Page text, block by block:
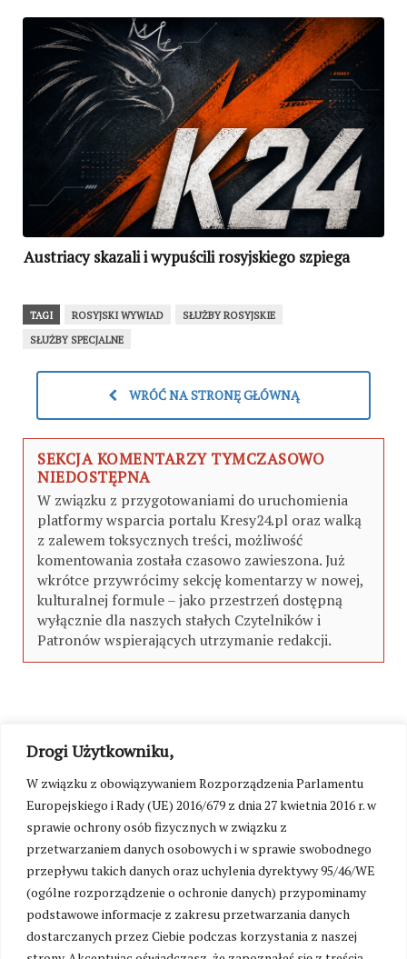
Drogi Użytkowniku,
W związku z obowiązywaniem Rozporządzenia Parlamentu
Europejskiego i Rady (UE) 2016/679 z dnia 27 kwietnia 2016 r. w
sprawie ochrony osób fizycznych w związku z
przetwarzaniem danych osobowych i w sprawie swobodnego
przepływu takich danych oraz uchylenia dyrektywy 95/46/WE
(ogólne rozporządzenie o ochronie danych) przypominamy
podstawowe informacje z zakresu przetwarzania danych
dostarczanych przez Ciebie podczas korzystania z naszej
Austriacy skazali i wypuścili rosyjskiego szpiega
TAGI ROSYJSKI WYWIAD
SŁUŻBY ROSYJSKIE
SŁUŻBY SPECJALNE
WRÓĆ NA STRONĘ GŁÓWNĄ
SEKCJA KOMENTARZY TYMCZASOWO
NIEDOSTĘPNA
W związku z przygotowaniami do uruchomienia
platformy wsparcia portalu Kresy24.pl oraz walką
z zalewem toksycznych treści, możliwość
komentowania została czasowo zawieszona. Już
wkrótce przywrócimy sekcję komentarzy w nowej,
kulturalnej formule – jako przestrzeń dostępną
wyłącznie dla naszych stałych Czytelników i
Patronów wspierających utrzymanie redakcji.